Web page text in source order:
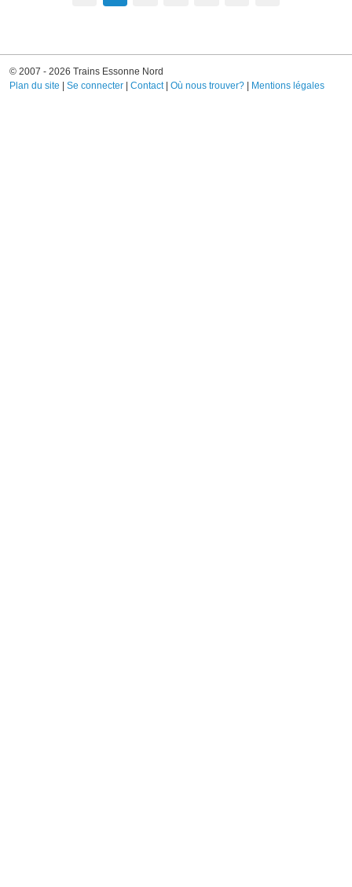
© 2007 - 2026 Trains Essonne Nord
Plan du site |Se connecter |Contact|Où nous trouver? | Mentions légales